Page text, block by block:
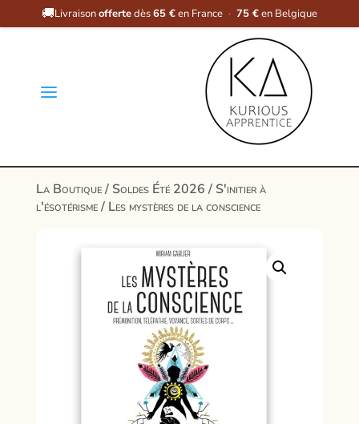
🚚Livraisonoffertedès65 €en France · 75 €en Belgique
a
La Boutique/ Soldes Été 2026/ S'initier à
l'ésotérisme/ Les mystères de la conscience